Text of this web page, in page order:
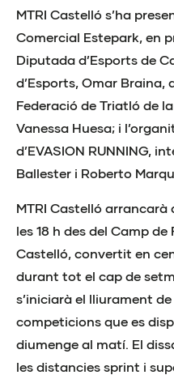
MTRI Castelló s’ha
Comercial Estepark, en
Diputada d’Esports de
d’Esports, Omar Braina,
Federació de Triatló de
Vanessa Huesa; i
d’EVASION RUNNING,
Ballester i Roberto
MTRI Castelló arrancarà
les 18 h des del Camp
Castelló, convertit en
durant tot el cap de
s’iniciarà el lliurament
competicions que es
diumenge al matí. El
les distancies sprint i